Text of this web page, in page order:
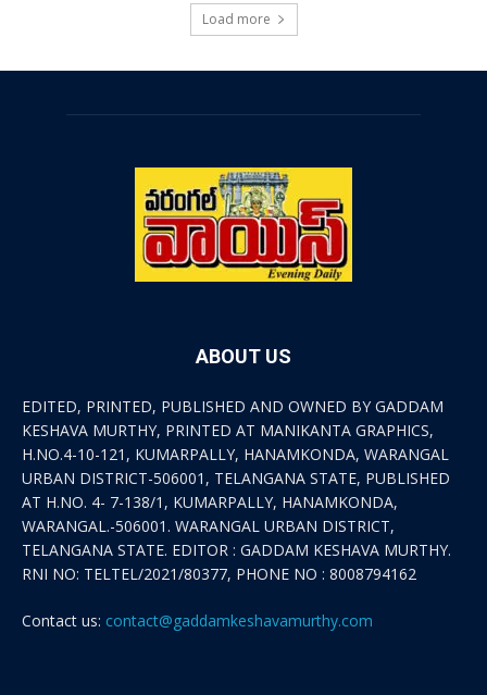
Load more
ABOUT US
EDITED, PRINTED, PUBLISHED AND OWNED BY GADDAM
KESHAVA MURTHY, PRINTED AT MANIKANTA GRAPHICS,
H.NO.4-10-121, KUMARPALLY, HANAMKONDA, WARANGAL
URBAN DISTRICT-506001, TELANGANA STATE, PUBLISHED
AT H.NO. 4- 7-138/1, KUMARPALLY, HANAMKONDA,
WARANGAL.-506001. WARANGAL URBAN DISTRICT,
TELANGANA STATE. EDITOR : GADDAM KESHAVA MURTHY.
RNI NO: TELTEL/2021/80377, PHONE NO : 8008794162
Contact us: contact@gaddamkeshavamurthy.com